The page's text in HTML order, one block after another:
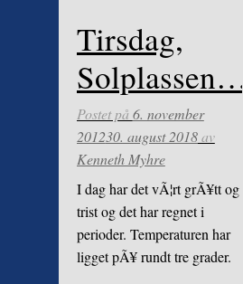
Tirsdag,
Solplassen…
Postet på 6. november
201230. august 2018av
Kenneth Myhre
I dag har det vÃ¦rt grÃ¥tt og
trist og det har regnet i
perioder. Temperaturen har
ligget pÃ¥ rundt tre grader.